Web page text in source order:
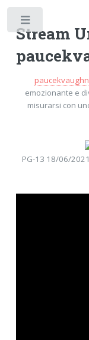
Stream
emozionante e
misurarsi con
PG-13 18/06/